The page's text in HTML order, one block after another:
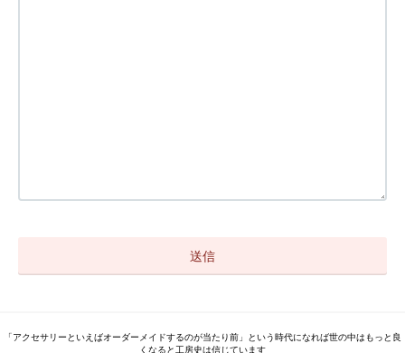
「アクセサリーといえばオーダーメイドするのが当たり前」という時代になれば世の中はもっと良
くなると工房史は信じています